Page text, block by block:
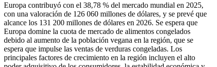
Europa contribuyó con el 38,78 % del mercado mundial en 2025,
con una valoración de 126 060 millones de dólares, y se prevé que
alcance los 131 200 millones de dólares en 2026. Se espera que
Europa domine la cuota de mercado de alimentos congelados
debido al aumento de la población vegana en la región, que se
espera que impulse las ventas de verduras congeladas. Los
principales factores de crecimiento en la región incluyen el alto